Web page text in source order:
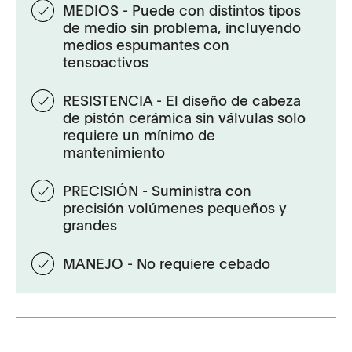
MEDIOS - Puede con distintos tipos
de medio sin problema, incluyendo
medios espumantes con
tensoactivos
RESISTENCIA - El diseño de cabeza
de pistón cerámica sin válvulas solo
requiere un mínimo de
mantenimiento
PRECISIÓN - Suministra con
precisión volúmenes pequeños y
grandes
MANEJO - No requiere cebado